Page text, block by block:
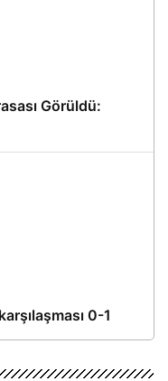
Görüldü:
0-1